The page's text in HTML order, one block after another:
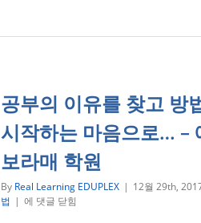
–
렉
스
라
학
공부의 이유를 찾고 방
시작하는 마음으로… –
보라매 학원
By Real Learning EDUPLEX | 12월 29th,
법 | 공
에 댓글 닫힘